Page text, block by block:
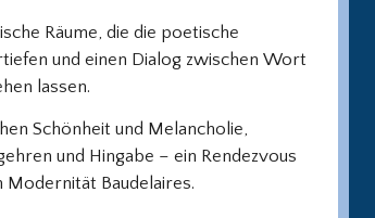
Räume, die die poetische
und einen Dialog zwischen Wort
lassen.
Schönheit und Melancholie,
und Hingabe – ein Rendezvous
Modernität Baudelaires.